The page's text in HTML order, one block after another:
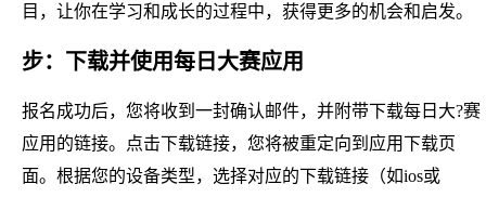
目，让你在学习和成长的过程中，获得更多的机会和启发。
步：下载并使用每日大赛应用
报名成功后，您将收到一封确认邮件，并附带下载每日大?赛
应用的链接。点击下载链接，您将被重定向到应用下载页
面。根据您的设备类型，选择对应的下载链接（如ios或